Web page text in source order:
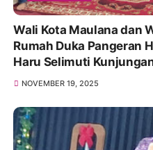
Wali Kota Maulana dan
Rumah Duka Pangeran
Haru Selimuti
NOVEMBER 19, 2025